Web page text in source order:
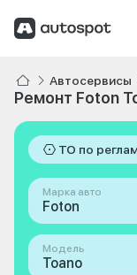
Автосервисы
Ремонт Foton
ТО по
Марка авто
Foton
Модель
Toano